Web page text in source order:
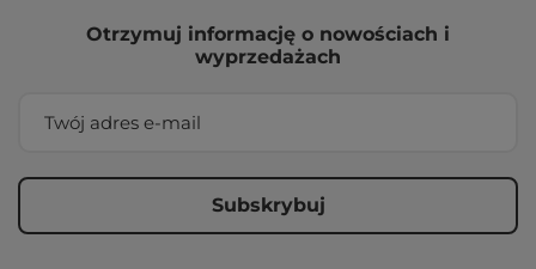
Otrzymuj informację o nowościach i
wyprzedażach